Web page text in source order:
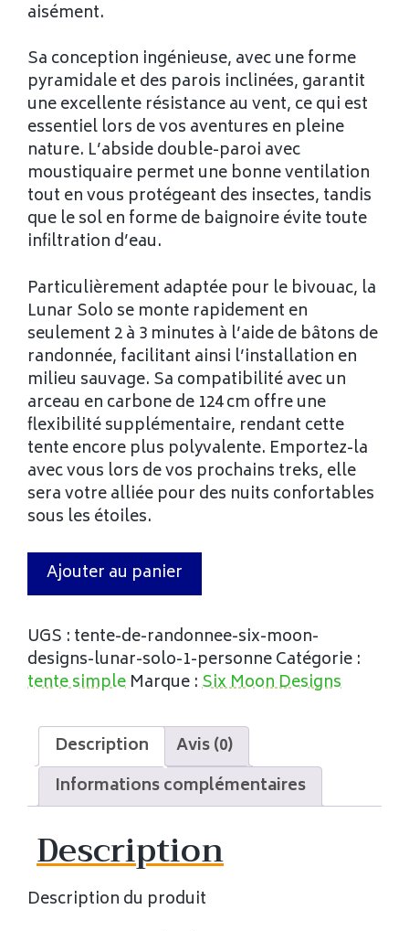
aisément.
Sa conception ingénieuse, avec une forme
pyramidale et des parois inclinées, garantit
une excellente résistance au vent, ce qui est
essentiel lors de vos aventures en pleine
nature. L’abside double-paroi avec
moustiquaire permet une bonne ventilation
tout en vous protégeant des insectes, tandis
que le sol en forme de baignoire évite toute
infiltration d’eau.
Particulièrement adaptée pour le bivouac, la
Lunar Solo se monte rapidement en
seulement 2 à 3 minutes à l’aide de bâtons de
randonnée, facilitant ainsi l’installation en
milieu sauvage. Sa compatibilité avec un
arceau en carbone de 124 cm offre une
flexibilité supplémentaire, rendant cette
tente encore plus polyvalente. Emportez-la
avec vous lors de vos prochains treks, elle
sera votre alliée pour des nuits confortables
sous les étoiles.
Ajouter au panier
UGS : tente-de-randonnee-six-moon-
designs-lunar-solo-1-personneCatégorie :
tente simple Marque :Six Moon Designs
Description
Avis (0)
Informations complémentaires
Description
Description du produit